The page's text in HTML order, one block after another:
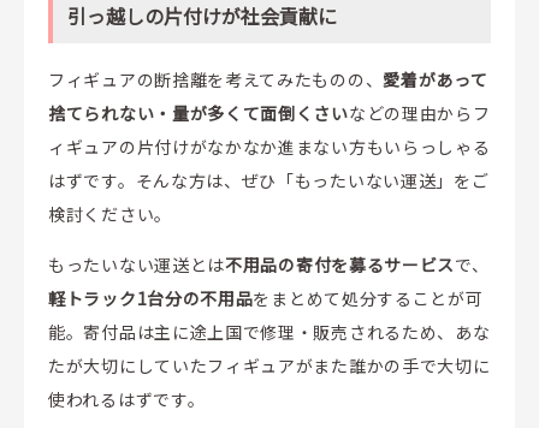
引っ越しの片付けが社会貢献に
フィギュアの断捨離を考えてみたものの、愛着があって
捨てられない・量が多くて面倒くさいなどの理由からフ
ィギュアの片付けがなかなか進まない方もいらっしゃる
はずです。そんな方は、ぜひ「もったいない運送」をご
検討ください。
もったいない運送とは不用品の寄付を募るサービスで、
軽トラック1台分の不用品をまとめて処分することが可
能。寄付品は主に途上国で修理・販売されるため、あな
たが大切にしていたフィギュアがまた誰かの手で大切に
使われるはずです。